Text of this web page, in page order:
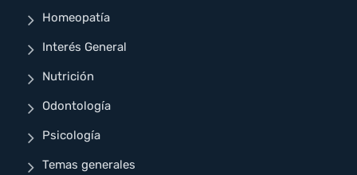
Homeopatía
Interés General
Nutrición
Odontología
Psicología
Temas generales